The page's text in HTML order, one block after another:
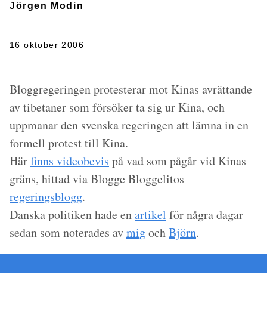
Jörgen Modin
16 oktober 2006
Bloggregeringen protesterar mot Kinas avrättande
av tibetaner som försöker ta sig ur Kina, och
uppmanar den svenska regeringen att lämna in en
formell protest till Kina.
Härfinns videobevis på vad som pågår vid Kinas
gräns, hittad via Blogge Bloggelitos
regeringsblogg.
Danska politiken hade enartikel för några dagar
sedan som noterades avmigochBjörn.